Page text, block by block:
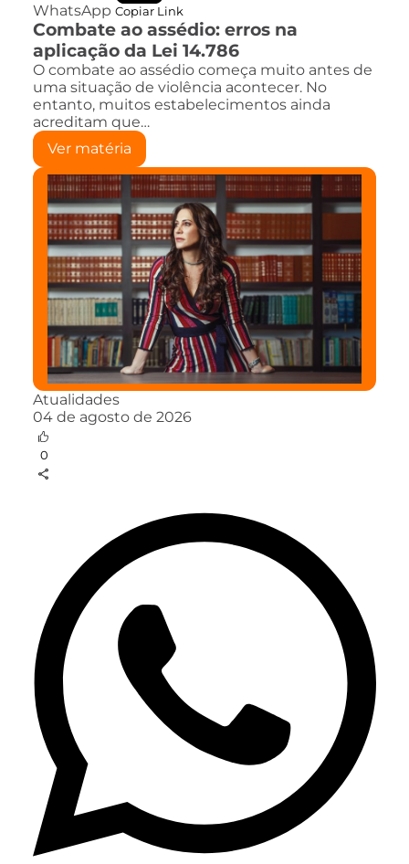
WhatsApp Copiar Link
Combate ao assédio: erros na
aplicação da Lei 14.786
O combate ao assédio começa muito antes de
uma situação de violência acontecer. No
entanto, muitos estabelecimentos ainda
acreditam que…
Ver matéria
Atualidades
04 de agosto de 2026
0